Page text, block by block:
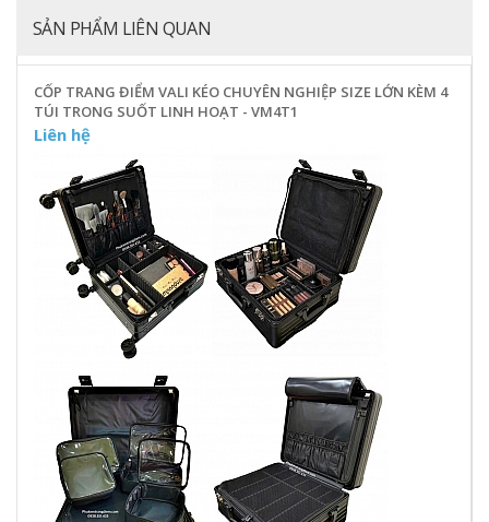
SẢN PHẨM LIÊN QUAN
CỐP TRANG ĐIỂM VALI KÉO CHUYÊN NGHIỆP SIZE LỚN KÈM 4
TÚI TRONG SUỐT LINH HOẠT - VM4T1
Liên hệ